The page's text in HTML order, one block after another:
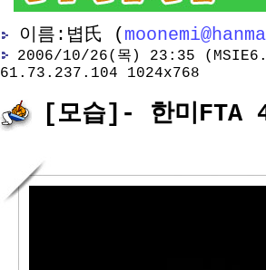
이름:볍氏 (
2006/10/26(목) 23:35
61.73.237.104 1024x768
[모습]- 한미